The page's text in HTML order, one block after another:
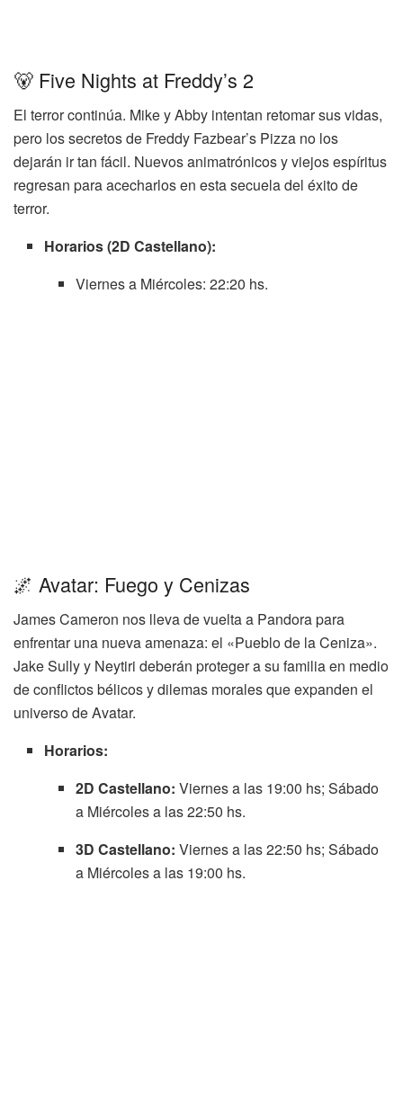
🐻 Five Nights at Freddy’s 2
El terror continúa. Mike y Abby intentan retomar sus vidas,
pero los secretos de Freddy Fazbear’s Pizza no los
dejarán ir tan fácil. Nuevos animatrónicos y viejos espíritus
regresan para acecharlos en esta secuela del éxito de
terror.
Horarios (2D Castellano):
Viernes a Miércoles: 22:20 hs.
🌌 Avatar: Fuego y Cenizas
James Cameron nos lleva de vuelta a Pandora para
enfrentar una nueva amenaza: el «Pueblo de la Ceniza».
Jake Sully y Neytiri deberán proteger a su familia en medio
de conflictos bélicos y dilemas morales que expanden el
universo de Avatar.
Horarios:
2D Castellano: Viernes a las 19:00 hs; Sábado
a Miércoles a las 22:50 hs.
3D Castellano: Viernes a las 22:50 hs; Sábado
a Miércoles a las 19:00 hs.